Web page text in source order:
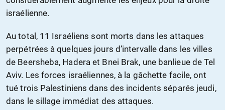
israélienne.
Au total, 11 Israéliens sont morts dans les attaques
perpétrées à quelques jours d’intervalle dans les villes
de Beersheba, Hadera et Bnei Brak, une banlieue de Tel
Aviv. Les forces israéliennes, à la gâchette facile, ont
tué trois Palestiniens dans des incidents séparés jeudi,
dans le sillage immédiat des attaques.